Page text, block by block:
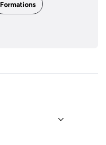
Formations